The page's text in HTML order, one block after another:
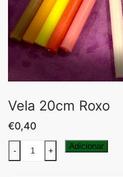
Vela 20cm Roxo
€0,40
Quantidade
de
- + Adicionar